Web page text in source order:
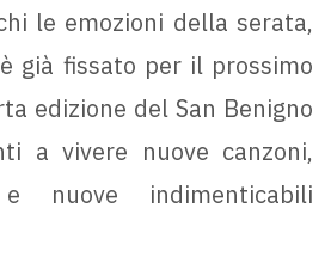
le emozioni della serata,
già fissato per il prossimo
edizione del San Benigno
a vivere nuove canzoni,
nuove indimenticabili